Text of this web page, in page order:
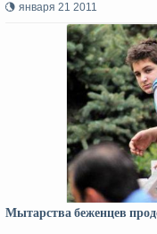
января 21 2011
Мытарства беженцев